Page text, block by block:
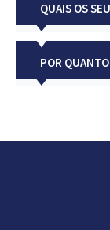
QUAIS OS
POR